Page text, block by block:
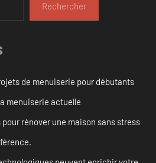
Rechercher
de menuiserie pour débutants
menuiserie actuelle
rénover une maison sans stress